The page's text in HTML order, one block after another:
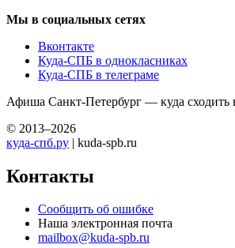
Мы в социальных сетях
Вконтакте
Куда-СПБ в однокласниках
Куда-СПБ в телеграме
Афиша Санкт-Петербург — куда сходить
© 2013–2026
куда-спб.ру | kuda-spb.ru
Контакты
Сообщить об ошибке
Наша электронная почта
mailbox@kuda-spb.ru